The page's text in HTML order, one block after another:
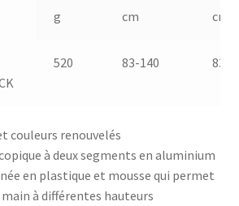
g cm cm
520 83-140 83
couleurs renouvelés
à deux segments en aluminium
en plastique et mousse qui permet
à différentes hauteurs